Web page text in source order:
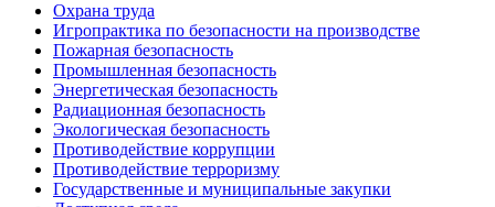
Охрана труда
Игропрактика по безопасности на производстве
Пожарная безопасность
Промышленная безопасность
Энергетическая безопасность
Радиационная безопасность
Экологическая безопасность
Противодействие коррупции
Противодействие терроризму
Государственные и муниципальные закупки